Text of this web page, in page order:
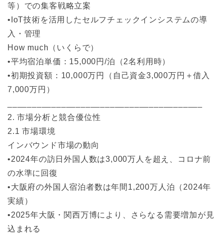
等）での集客戦略立案
•IoT技術を活用したセルフチェックインシステムの導
入・管理
How much（いくらで）
•平均宿泊単価：15,000円/泊（2名利用時）
•初期投資額：10,000万円（自己資金3,000万円＋借入
7,000万円）
2. 市場分析と競合優位性
2.1 市場環境
インバウンド市場の動向
•2024年の訪日外国人数は3,000万人を超え、コロナ前
の水準に回復
•大阪府の外国人宿泊者数は年間1,200万人泊（2024年
実績）
•2025年大阪・関西万博により、さらなる需要増加が見
込まれる